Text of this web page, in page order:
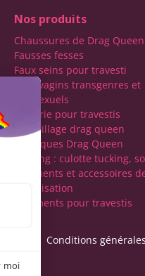
Nos produits
Chaussures de Drag Queen
Fausses fesses
Faux seins pour travesti
Faux vagins transgenres et
transexuels
Lingerie pour travestis
Maquillage drag queen
Perruques Drag Queen
Tucking : culotte tucking,
vêtements et accessoires
féminisation
Vêtements pour travestis
Conditions